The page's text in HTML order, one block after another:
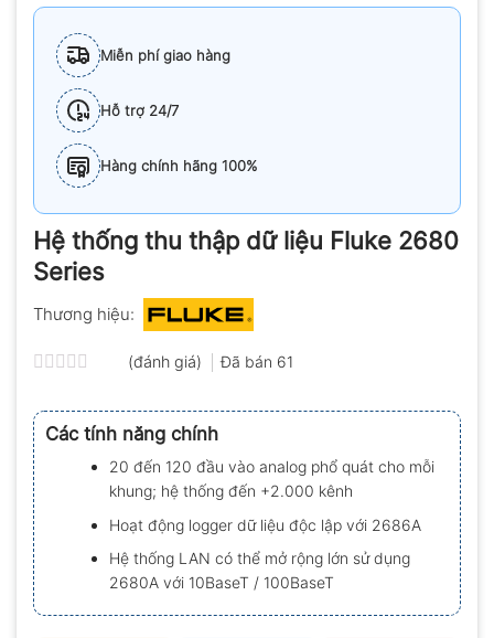
Miễn phí giao hàng
Hỗ trợ 24/7
Hàng chính hãng 100%
Hệ thống thu thập dữ liệu Fluke 2680
Series
Thương hiệu:
xếp
hạng
0.0
5
sao
(đánh giá) Đã bán 61
Các tính năng chính
20 đến 120 đầu vào analog phổ quát cho mỗi
khung; hệ thống đến +2.000 kênh
Hoạt động logger dữ liệu độc lập với 2686A
Hệ thống LAN có thể mở rộng lớn sử dụng
2680A với 10BaseT / 100BaseT